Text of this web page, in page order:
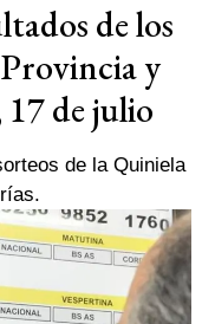
de los
y
17 de julio
de la Quiniela